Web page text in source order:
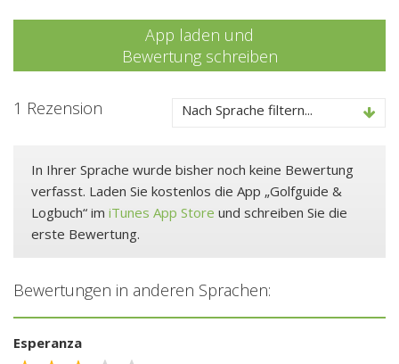
App laden und
Bewertung schreiben
1 Rezension Nach Sprache filtern...
In Ihrer Sprache wurde bisher noch keine Bewertung
verfasst. Laden Sie kostenlos die App „Golfguide &
Logbuch“ im iTunes App Store und schreiben Sie die
erste Bewertung.
Bewertungen in anderen Sprachen:
Esperanza